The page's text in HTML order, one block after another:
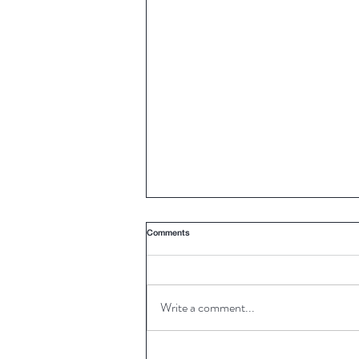
9 ไอเดียแต่งสีห้องครัวสร้างเอกลักษณ์
Comments
Write a comment...